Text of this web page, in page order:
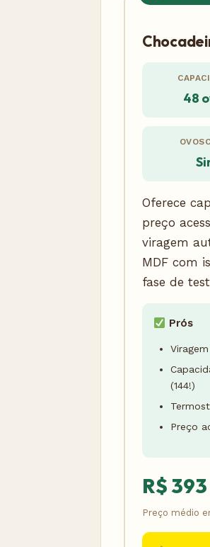
48
Oferece
preço
viragem
MDF com
fase de
Prós
(144!)
Preço
R$
Preço médio